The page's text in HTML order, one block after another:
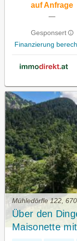
auf Anfrage
—
Gesponsert
Finanzierung
Mühledörfle 122,
Über den
Maisonette